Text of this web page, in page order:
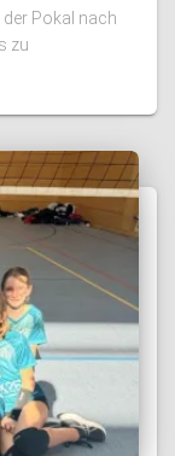
der Pokal nach
zu